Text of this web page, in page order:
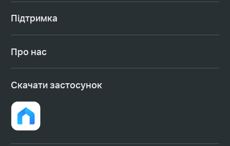
Підтримка
Про нас
Cкачати застосунок